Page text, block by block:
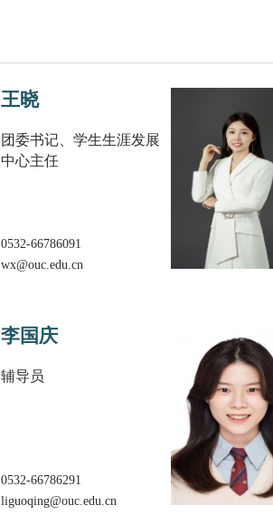
王晓
团委书记、学生生涯发展
中心主任
0532-66786091
wx@ouc.edu.cn
李国庆
辅导员
0532-66786291
liguoqing@ouc.edu.cn